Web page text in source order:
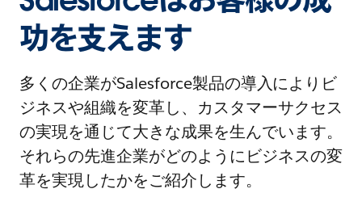
功を支えます
多くの企業がSalesforce製品の導入によりビ
ジネスや組織を変革し、カスタマーサクセス
の実現を通じて大きな成果を生んでいます。
それらの先進企業がどのようにビジネスの変
革を実現したかをご紹介します。